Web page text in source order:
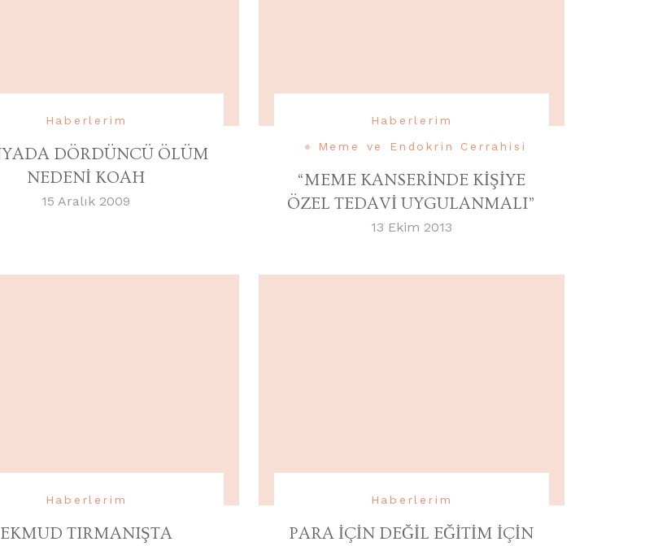
Haberlerim
DÖRDÜNCÜ ÖLÜM
NEDENİ KOAH
15 Aralık 2009
Haberlerim
Meme ve Endokrin Cerrahisi
“MEME KANSERİNDE KİŞİYE
ÖZEL TEDAVİ UYGULANMALI”
13 Ekim 2013
Haberlerim
EKMUD TIRMANIŞTA
Haberlerim
PARA İÇİN DEĞİL EĞİTİM İÇİN